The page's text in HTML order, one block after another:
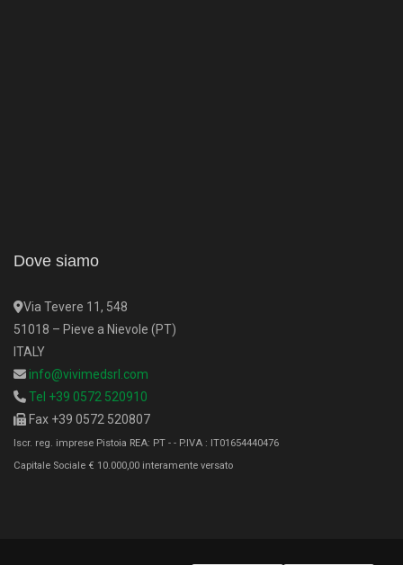
Dove siamo
Via Tevere 11, 548
51018 – Pieve a Nievole (PT)
ITALY
info@vivimedsrl.com
Tel +39 0572 520910
Fax +39 0572 520807
Iscr. reg. imprese Pistoia REA: PT - - P.IVA : IT01654440476
Capitale Sociale € 10.000,00 interamente versato